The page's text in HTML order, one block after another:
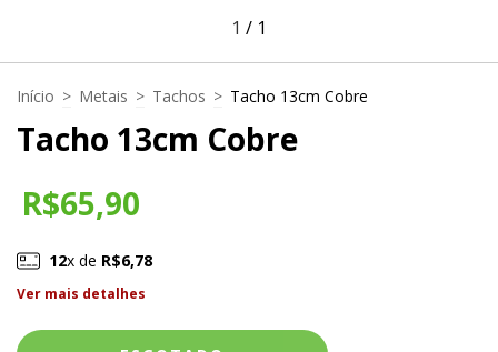
1 / 1
Início > Metais > Tachos > Tacho 13cm Cobre
Tacho 13cm Cobre
R$65,90
12x de R$6,78
Ver mais detalhes